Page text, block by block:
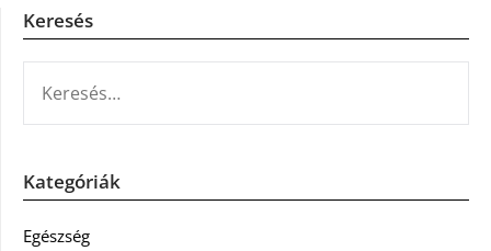
Keresés
Kategóriák
Egészség